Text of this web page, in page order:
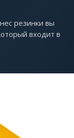
резинки вы
входит в